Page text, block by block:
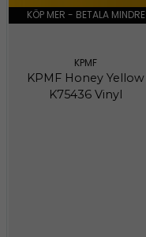
KÖP MER - BETALA MINDRE
KPMF
KPMF Honey Yellow
K75436 Vinyl